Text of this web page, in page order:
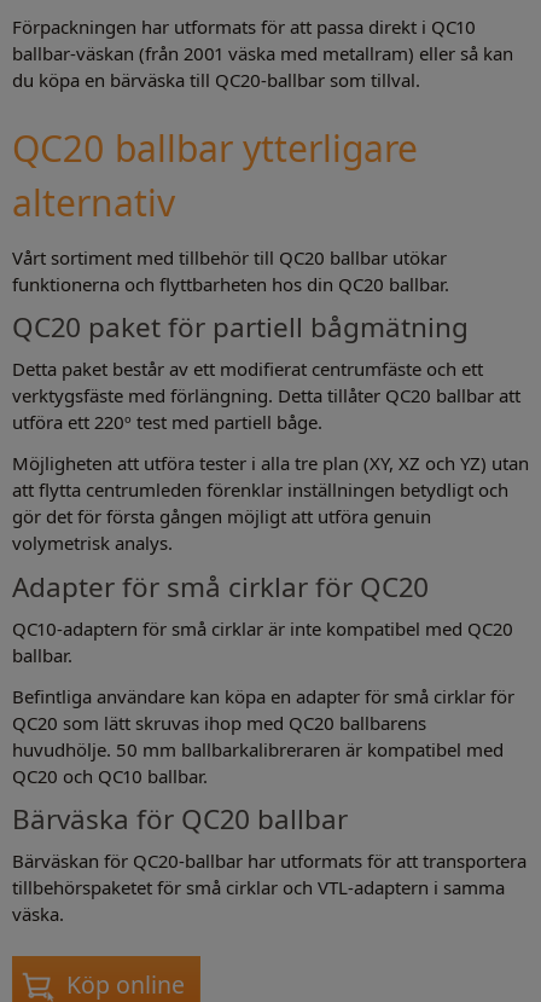
Förpackningen har utformats för att passa direkt i QC10
ballbar-väskan (från 2001 väska med metallram) eller så kan
du köpa en bärväska till QC20-ballbar som tillval.
QC20 ballbar ytterligare
alternativ
Vårt sortiment med tillbehör till QC20 ballbar utökar
funktionerna och flyttbarheten hos din QC20 ballbar.
QC20 paket för partiell bågmätning
Detta paket består av ett modifierat centrumfäste och ett
verktygsfäste med förlängning. Detta tillåter QC20 ballbar att
utföra ett 220º test med partiell båge.
Möjligheten att utföra tester i alla tre plan (XY, XZ och YZ) utan
att flytta centrumleden förenklar inställningen betydligt och
gör det för första gången möjligt att utföra genuin
volymetrisk analys.
Adapter för små cirklar för QC20
QC10-adaptern för små cirklar är inte kompatibel med QC20
ballbar.
Befintliga användare kan köpa en adapter för små cirklar för
QC20 som lätt skruvas ihop med QC20 ballbarens
huvudhölje. 50 mm ballbarkalibreraren är kompatibel med
QC20 och QC10 ballbar.
Bärväska för QC20 ballbar
Bärväskan för QC20-ballbar har utformats för att transportera
tillbehörspaketet för små cirklar och VTL-adaptern i samma
väska.
Köp online